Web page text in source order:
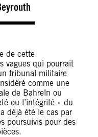
de cette
vagues qui pourrait
tribunal militaire
comme une
de Bahreïn ou
ou l’intégrité » du
déjà été le cas par
poursuivis pour des